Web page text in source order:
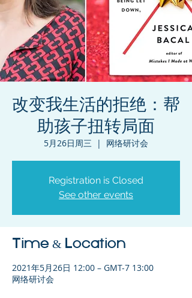
改变我生活的拒绝：帮
助孩子扭转局面
5月26日周三
  |
网络研讨会
Registration is Closed
See other events
Time & Location
2021年5月26日 12:00 – GMT-7 13:00
网络研讨会